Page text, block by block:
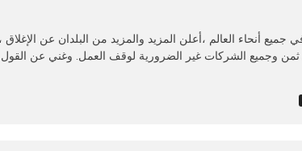
أنحاء العالم ،أعلن المزيد والمزيد من البلدان عن الإغلاق ،
ثمن وجميع الشركات غير الضرورية لوقف العمل. وغني عن القول